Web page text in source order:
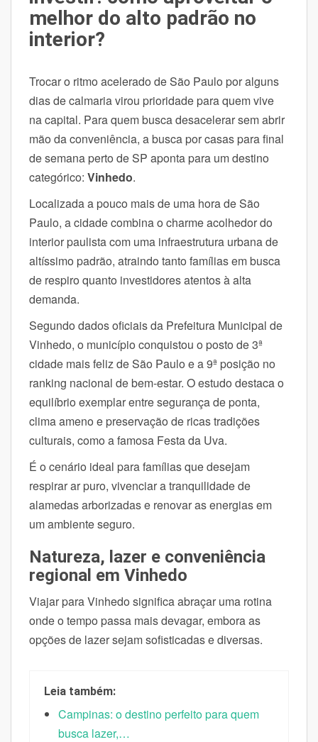
melhor do alto padrão no
interior?
Trocar o ritmo acelerado de São Paulo por alguns
dias de calmaria virou prioridade para quem vive
na capital. Para quem busca desacelerar sem abrir
mão da conveniência, a busca por casas para final
de semana perto de SP aponta para um destino
categórico: Vinhedo.
Localizada a pouco mais de uma hora de São
Paulo, a cidade combina o charme acolhedor do
interior paulista com uma infraestrutura urbana de
altíssimo padrão, atraindo tanto famílias em busca
de respiro quanto investidores atentos à alta
demanda.
Segundo dados oficiais da Prefeitura Municipal de
Vinhedo, o município conquistou o posto de 3ª
cidade mais feliz de São Paulo e a 9ª posição no
ranking nacional de bem-estar. O estudo destaca o
equilíbrio exemplar entre segurança de ponta,
clima ameno e preservação de ricas tradições
culturais, como a famosa Festa da Uva.
É o cenário ideal para famílias que desejam
respirar ar puro, vivenciar a tranquilidade de
alamedas arborizadas e renovar as energias em
um ambiente seguro.
Natureza, lazer e conveniência
regional em Vinhedo
Viajar para Vinhedo significa abraçar uma rotina
onde o tempo passa mais devagar, embora as
opções de lazer sejam sofisticadas e diversas.
Leia também:
Campinas: o destino perfeito para quem
busca lazer,…